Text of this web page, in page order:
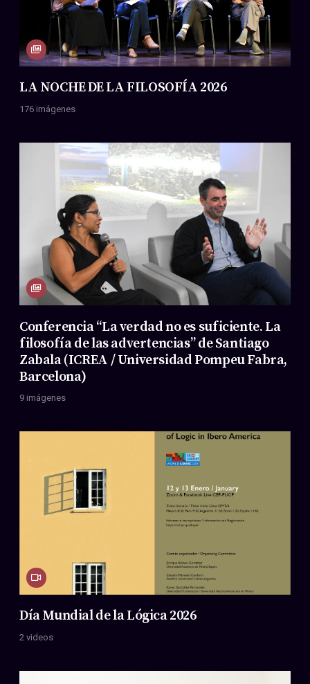
LA NOCHE DE LA FILOSOFÍA 2026
176 imágenes
Conferencia “La verdad no es suficiente. La
filosofía de las advertencias” de Santiago
Zabala (ICREA / Universidad Pompeu Fabra,
Barcelona)
9 imágenes
Día Mundial de la Lógica 2026
2 videos